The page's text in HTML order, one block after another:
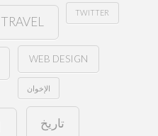
TRAVEL
TWITTER
WEB DESIGN
الإخوان
تاريخ